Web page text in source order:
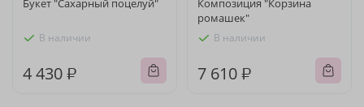
Букет "Сахарный поцелуй"
В наличии
4 430 ₽
Композиция "Корзина
ромашек"
В наличии
7 610 ₽